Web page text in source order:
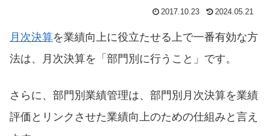
2017.10.23 2024.05.21
月次決算を業績向上に役立たせる上で一番有効な方
法は、月次決算を「部門別に行うこと」です。
さらに、部門別業績管理は、部門別月次決算を業績
評価とリンクさせた業績向上のための仕組みと言え